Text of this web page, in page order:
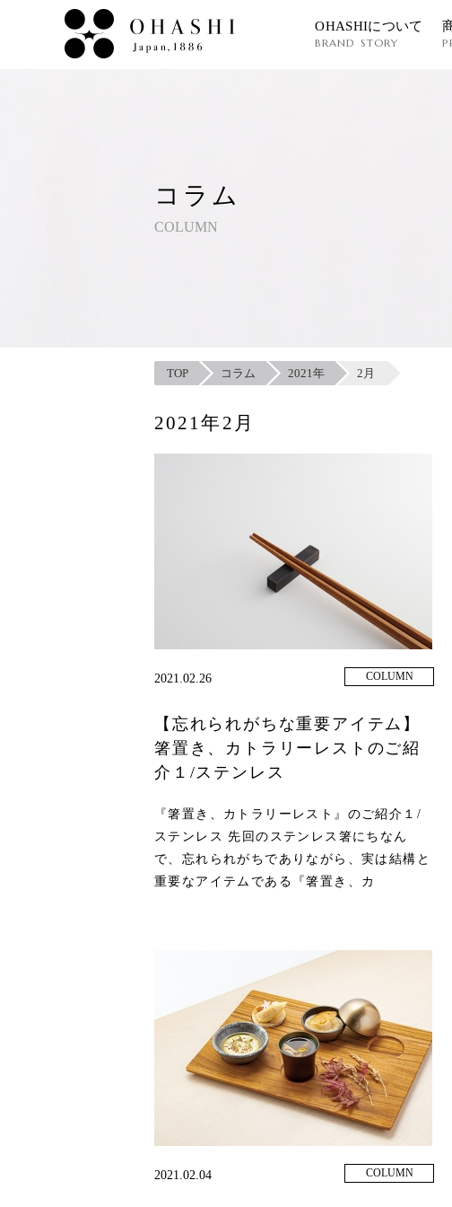
OHASHIについて
BRAND STORY
コラム
COLUMN
TOP コラム 2021年 2月
2021年2月
2021.02.26 COLUMN
【忘れられがちな重要アイテム】
箸置き、カトラリーレストのご紹
介１/ステンレス
『箸置き、カトラリーレスト』のご紹介１/
ステンレス 先回のステンレス箸にちなん
で、忘れられがちでありながら、実は結構と
重要なアイテムである『箸置き、カ
2021.02.04 COLUMN